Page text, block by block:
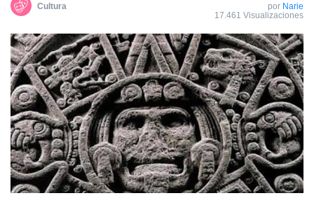
Cultura por Narie
17.461 Visualizaciones